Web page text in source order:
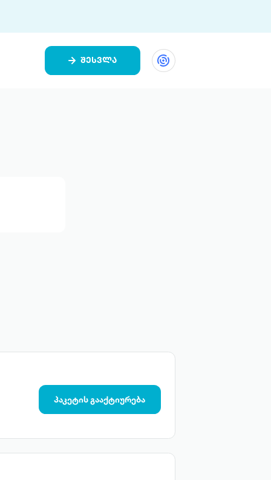
შესვლა
პაკეტის გააქტიურება